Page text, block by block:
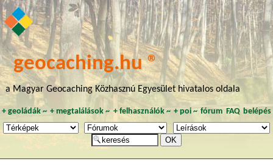
geocaching.hu ®
a Magyar Geocaching Közhasznú Egyesület hivatalos oldala
+ geoládák~ +megtalálások ~ + felhasználók~ + poi~ fórum FAQ belépés